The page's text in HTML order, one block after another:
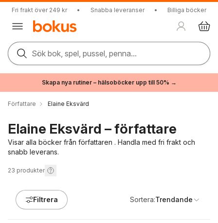
Fri frakt över 249 kr • Snabba leveranser • Billiga böcker
Sök bok, spel, pussel, penna...
Skapa nya rutiner – hälsoböcker upp till 50% →
Författare Elaine Eksvärd
Elaine Eksvärd – författare
Visar alla böcker från författaren . Handla med fri frakt och
snabb leverans.
23 produkter
Filtrera Sortera:Trendande